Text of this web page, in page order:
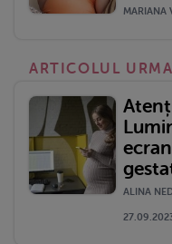
MARIANA
ARTICOLUL
ALINA